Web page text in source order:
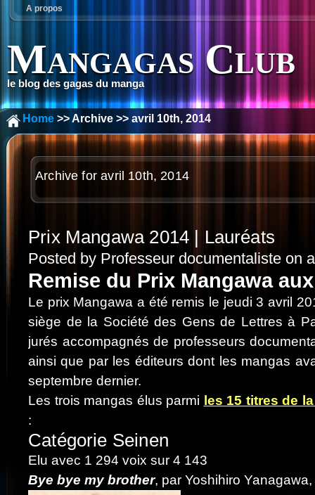
A propos
Mangagas Club
le blog des gagas du manga
Home >> Archive >> avril 10th, 2014
Archive for avril 10th, 2014
Prix Mangawa 2014 | Lauréats
Posted by Professeur documentaliste on
Remise du Prix Mangawa
Le prix Mangawa a été remis le jeudi 3 avril
siège de la Société des Gens de Lettres à
jurés accompagnés de professeurs
ainsi que par les éditeurs dont les mangas
septembre dernier.
Les trois mangas élus parmi les 15 titres de
:
Catégorie Seinen
Elu avec 1 294 voix sur 4 143
Bye bye my brother, par Yoshihiro